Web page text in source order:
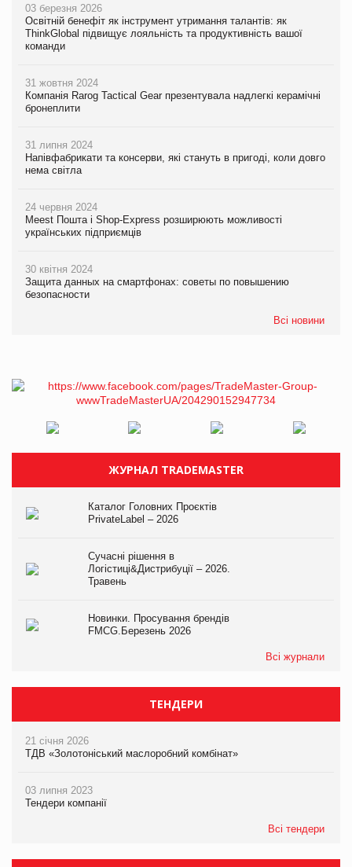
03 березня 2026
Освітній бенефіт як інструмент утримання талантів: як
ThinkGlobal підвищує лояльність та продуктивність вашої
команди
31 жовтня 2024
Компанія Rarog Tactical Gear презентувала надлегкі керамічні
бронеплити
31 липня 2024
Напівфабрикати та консерви, які стануть в пригоді, коли довго
нема світла
24 червня 2024
Meest Пошта і Shop-Express розширюють можливості
українських підприємців
30 квітня 2024
Защита данных на смартфонах: советы по повышению
безопасности
Всі новини
ЖУРНАЛ TRADEMASTER
Каталог Головних Проєктів
PrivateLabel – 2026
Сучасні рішення в
Логістиці&Дистрибуції – 2026.
Травень
Новинки. Просування брендів
FMCG.Березень 2026
Всі журнали
ТЕНДЕРИ
21 січня 2026
ТДВ «Золотоніський маслоробний комбінат»
03 липня 2023
Тендери компанії
Всі тендери